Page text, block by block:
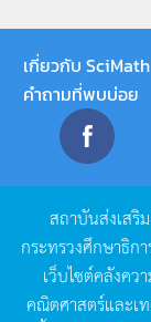
เกี่ยวกับ SciMath
คำถามที่พบบ่อย
สถาบันส่งเสริ
กระทรวงศึกษาธิก
เว็บไซต์คลังคว
คณิตศาสตร์และเ